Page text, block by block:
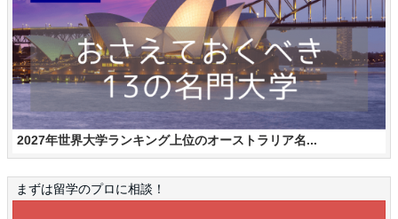
2027年世界大学ランキング上位のオーストラリア名...
まずは留学のプロに相談！